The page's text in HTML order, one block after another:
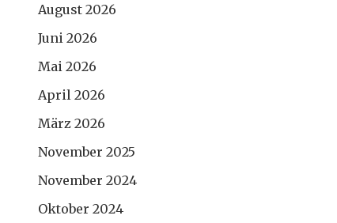
August 2026
Juni 2026
Mai 2026
April 2026
März 2026
November 2025
November 2024
Oktober 2024